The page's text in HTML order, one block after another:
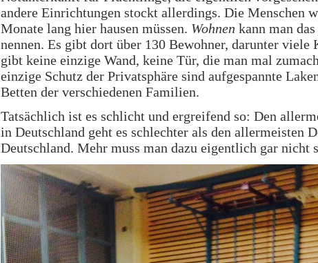
andere Einrichtungen stockt allerdings. Die Menschen
Monate lang hier hausen müssen. Wohnen kann man
nennen. Es gibt dort über 130 Bewohner, darunter viele
gibt keine einzige Wand, keine Tür, die man mal
einzige Schutz der Privatsphäre sind aufgespannte
Betten der verschiedenen Familien.
Tatsächlich ist es schlicht und ergreifend so: Den
in Deutschland geht es schlechter als den allermeisten
Deutschland. Mehr muss man dazu eigentlich gar nicht